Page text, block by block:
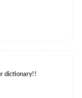
dictionary!!